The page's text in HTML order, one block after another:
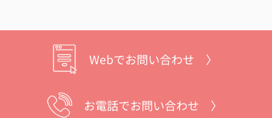
Webでお問い合わせ 〉
お電話でお問い合わせ 〉